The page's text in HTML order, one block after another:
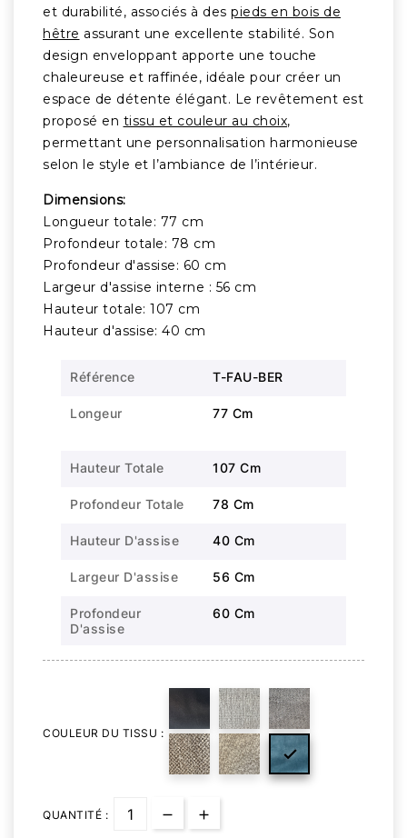
et durabilité, associés à des pieds en bois de
hêtre assurant une excellente stabilité. Son
design enveloppant apporte une touche
chaleureuse et raffinée, idéale pour créer un
espace de détente élégant. Le revêtement est
proposé en tissu et couleur au choix,
permettant une personnalisation harmonieuse
selon le style et l’ambiance de l’intérieur.
Dimensions:
Longueur totale: 77 cm
Profondeur totale: 78 cm
Profondeur d'assise: 60 cm
Largeur d'assise interne : 56 cm
Hauteur totale: 107 cm
Hauteur d'assise: 40 cm
Référence T-FAU-BER
Longeur 77 Cm
Hauteur Totale 107 Cm
Profondeur Totale 78 Cm
Hauteur D'assise 40 Cm
Largeur D'assise 56 Cm
Profondeur
D'assise
60 Cm
COULEUR DU TISSU :

QUANTITÉ :